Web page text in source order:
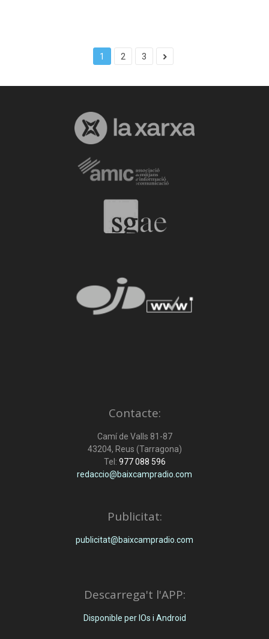
1 2 3
Contacte:
Camí de Valls 81-87
43204, Reus (Tarragona)
Tel: 977 088 596
redaccio@baixcampradio.com
Publicitat:
publicitat@baixcampradio.com
Descarrega't l'APP:
Disponible per IOs i Android